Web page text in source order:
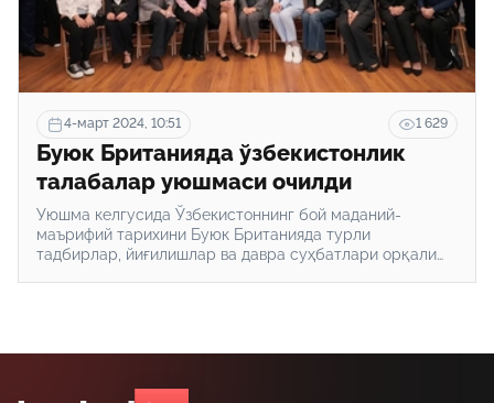
4-март 2024, 10:51 1 629
Буюк Британияда ўзбекистонлик
талабалар уюшмаси очилди
Уюшма келгусида Ўзбекистоннинг бой маданий-
маърифий тарихини Буюк Британияда турли
тадбирлар, йиғилишлар ва давра суҳбатлари орқали